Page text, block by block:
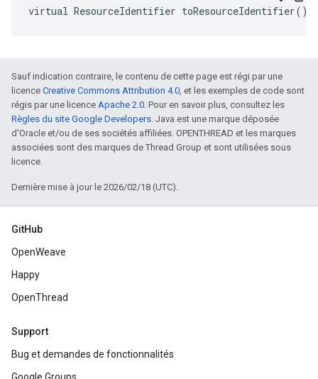
virtual ResourceIdentifier toResourceIdentifier()
Sauf indication contraire, le contenu de cette page est régi par une
licence Creative Commons Attribution 4.0, et les exemples de code sont
régis par une licence Apache 2.0. Pour en savoir plus, consultez les
Règles du site Google Developers. Java est une marque déposée
d'Oracle et/ou de ses sociétés affiliées. OPENTHREAD et les marques
associées sont des marques de Thread Group et sont utilisées sous
licence.
Dernière mise à jour le 2026/02/18 (UTC).
GitHub
OpenWeave
Happy
OpenThread
Support
Bug et demandes de fonctionnalités